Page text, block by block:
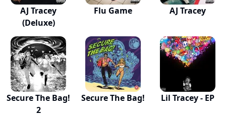
AJ Tracey
(Deluxe)
Flu Game AJ Tracey
Secure The Bag!
2
Secure The Bag! Lil Tracey - EP